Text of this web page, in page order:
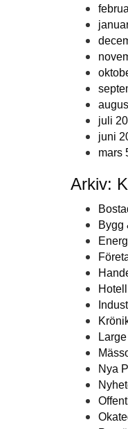
juli
juni
mars
Arkiv:
Bygg
Hotell
Nya